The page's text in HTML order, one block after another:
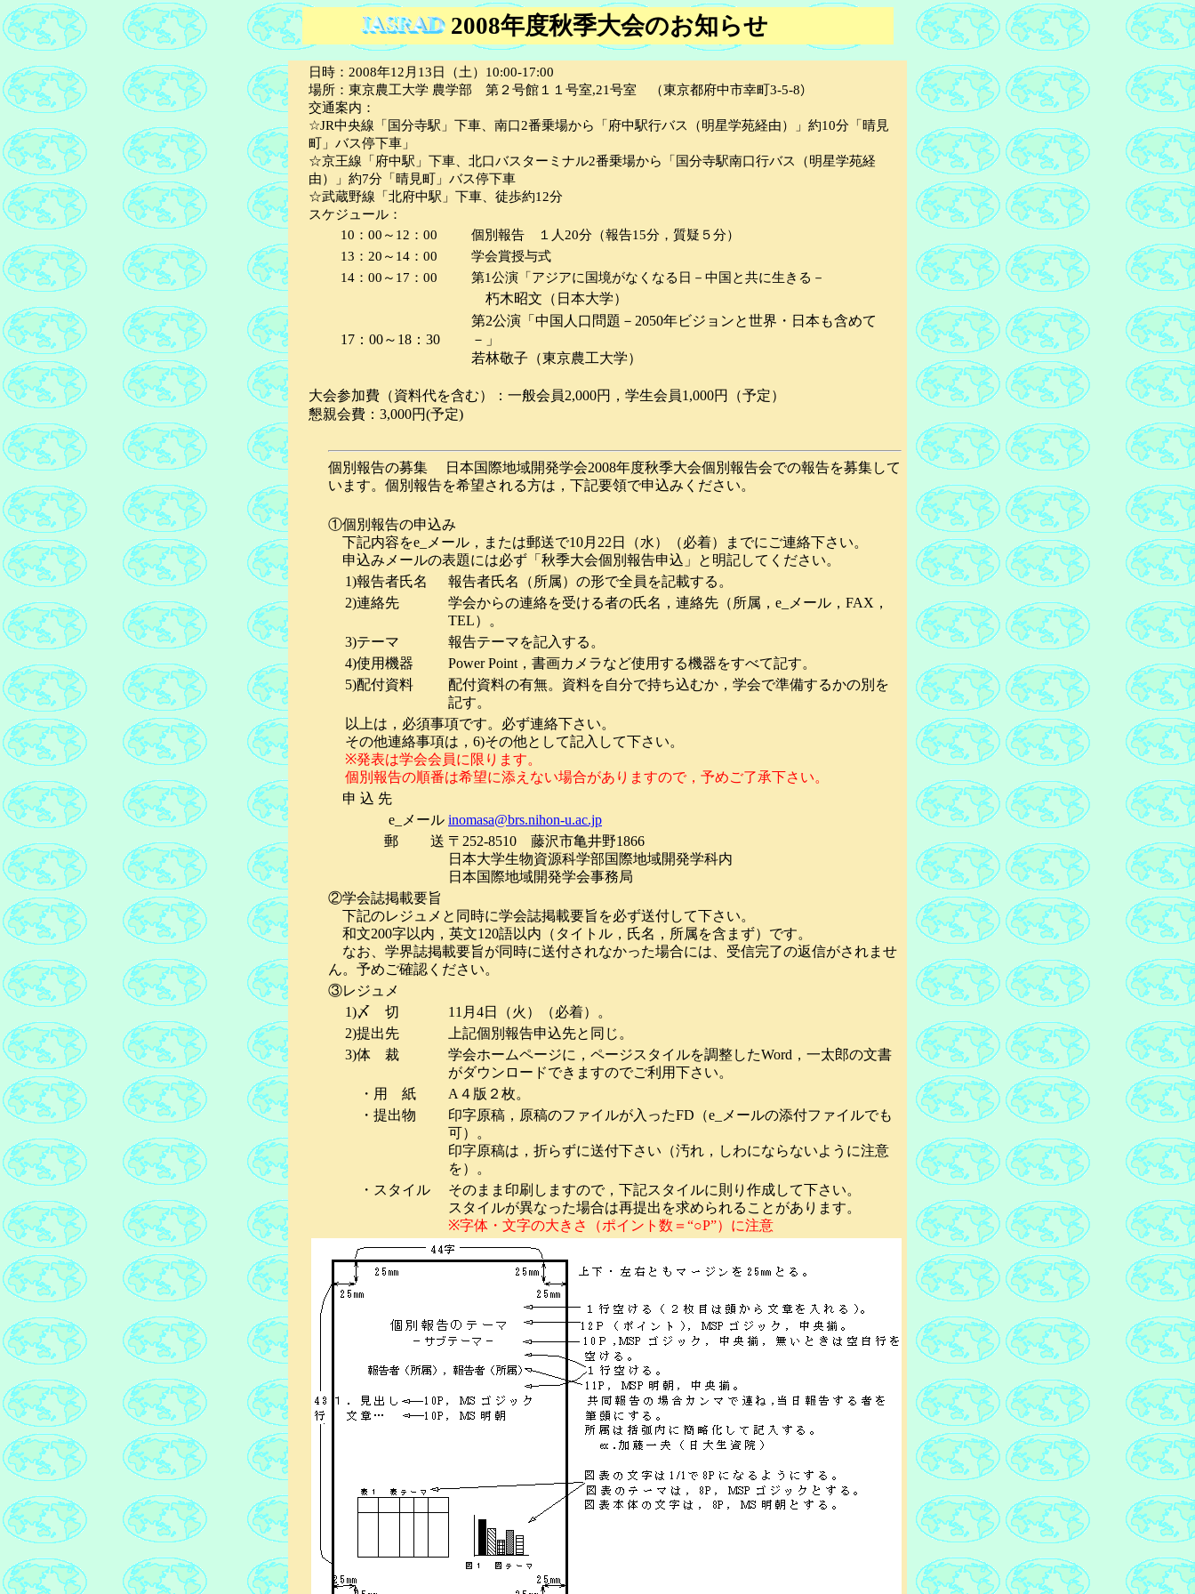
2008年度秋季大会のお知らせ
日時：2008年12月13日（土）10:00-17:00
場所：東京農工大学 農学部 第２号館１１号室,21号室 （東京都府中市幸町3-5-8）
交通案内：
☆JR中央線「国分寺駅」下車、南口2番乗場から「府中駅行バス（明星学苑経由）」約10分「晴見
町」バス停下車」
☆京王線「府中駅」下車、北口バスターミナル2番乗場から「国分寺駅南口行バス（明星学苑経
由）」約7分「晴見町」バス停下車
☆武蔵野線「北府中駅」下車、徒歩約12分
スケジュール：
10：00～12：00
個別報告 １人20分（報告15分，質疑５分）
13：20～14：00
学会賞授与式
14：00～17：00
第1公演「アジアに国境がなくなる日－中国と共に生きる－
朽木昭文（日本大学）
17：00～18：30
第2公演「中国人口問題－2050年ビジョンと世界・日本も含めて
－」
若林敬子（東京農工大学）
大会参加費（資料代を含む）：一般会員2,000円，学生会員1,000円（予定）
懇親会費：3,000円(予定)
個別報告の募集 日本国際地域開発学会2008年度秋季大会個別報告会での報告を募集して
います。個別報告を希望される方は，下記要領で申込みください。
①個別報告の申込み
下記内容をe_メール，または郵送で10月22日（水）（必着）までにご連絡下さい。
申込みメールの表題には必ず「秋季大会個別報告申込」と明記してください。
1)報告者氏名
報告者氏名（所属）の形で全員を記載する。
2)連絡先
学会からの連絡を受ける者の氏名，連絡先（所属，e_メール，FAX，
TEL）。
3)テーマ
報告テーマを記入する。
4)使用機器
Power Point，書画カメラなど使用する機器をすべて記す。
5)配付資料
配付資料の有無。資料を自分で持ち込むか，学会で準備するかの別を
記す。
以上は，必須事項です。必ず連絡下さい。
その他連絡事項は，6)その他として記入して下さい。
※発表は学会会員に限ります。
個別報告の順番は希望に添えない場合がありますので，予めご了承下さい。
申 込 先
e_メール inomasa@brs.nihon-u.ac.jp
郵 送 〒252-8510 藤沢市亀井野1866
日本大学生物資源科学部国際地域開発学科内
日本国際地域開発学会事務局
②学会誌掲載要旨
下記のレジュメと同時に学会誌掲載要旨を必ず送付して下さい。
和文200字以内，英文120語以内（タイトル，氏名，所属を含まず）です。
なお、学界誌掲載要旨が同時に送付されなかった場合には、受信完了の返信がされませ
ん。予めご確認ください。
③レジュメ
1)〆 切
11月4日（火）（必着）。
2)提出先
上記個別報告申込先と同じ。
3)体 裁
学会ホームページに，ページスタイルを調整したWord，一太郎の文書
がダウンロードできますのでご利用下さい。
・用 紙
A４版２枚。
・提出物
印字原稿，原稿のファイルが入ったFD（e_メールの添付ファイルでも
可）。
印字原稿は，折らずに送付下さい（汚れ，しわにならないように注意
を）。
・スタイル
そのまま印刷しますので，下記スタイルに則り作成して下さい。
スタイルが異なった場合は再提出を求められることがあります。
※字体・文字の大きさ（ポイント数＝“○P”）に注意